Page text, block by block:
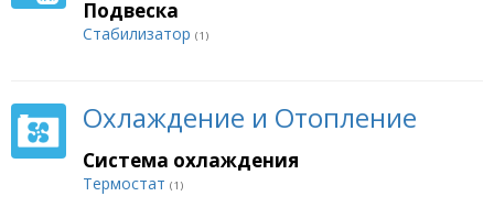
Подвеска
Стабилизатор (1)
Охлаждение и Отопление
Система охлаждения
Термостат (1)